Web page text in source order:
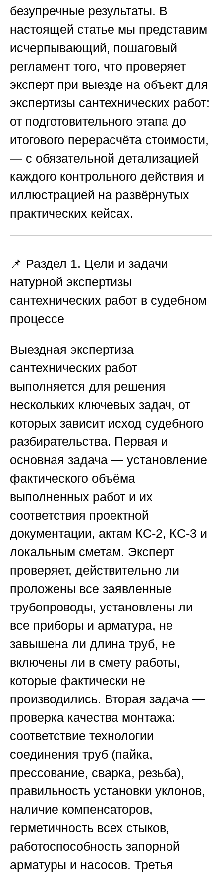
безупречные результаты. В
настоящей статье мы представим
исчерпывающий, пошаговый
регламент того, что проверяет
эксперт при выезде на объект для
экспертизы сантехнических работ:
от подготовительного этапа до
итогового перерасчёта стоимости,
— с обязательной детализацией
каждого контрольного действия и
иллюстрацией на развёрнутых
практических кейсах.
📌 Раздел 1. Цели и задачи
натурной экспертизы
сантехнических работ в судебном
процессе
Выездная экспертиза
сантехнических работ
выполняется для решения
нескольких ключевых задач, от
которых зависит исход судебного
разбирательства. Первая и
основная задача — установление
фактического объёма
выполненных работ и их
соответствия проектной
документации, актам КС-2, КС-3 и
локальным сметам. Эксперт
проверяет, действительно ли
проложены все заявленные
трубопроводы, установлены ли
все приборы и арматура, не
завышена ли длина труб, не
включены ли в смету работы,
которые фактически не
производились. Вторая задача —
проверка качества монтажа:
соответствие технологии
соединения труб (пайка,
прессование, сварка, резьба),
правильность установки уклонов,
наличие компенсаторов,
герметичность всех стыков,
работоспособность запорной
арматуры и насосов. Третья